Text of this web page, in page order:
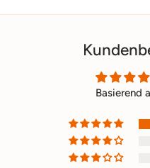
Basierend